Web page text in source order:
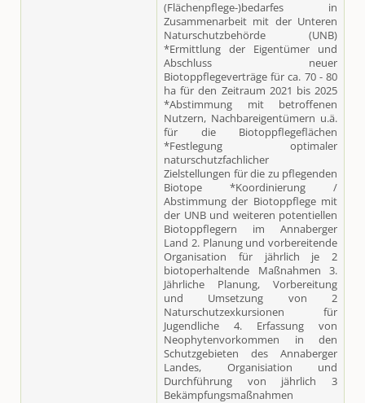
(Flächenpflege-)bedarfes in
Zusammenarbeit mit der Unteren
Naturschutzbehörde (UNB)
*Ermittlung der Eigentümer und
Abschluss neuer
Biotoppflegeverträge für ca. 70 - 80
ha für den Zeitraum 2021 bis 2025
*Abstimmung mit betroffenen
Nutzern, Nachbareigentümern u.ä.
für die Biotoppflegeflächen
*Festlegung optimaler
naturschutzfachlicher
Zielstellungen für die zu pflegenden
Biotope *Koordinierung /
Abstimmung der Biotoppflege mit
der UNB und weiteren potentiellen
Biotoppflegern im Annaberger
Land 2. Planung und vorbereitende
Organisation für jährlich je 2
biotoperhaltende Maßnahmen 3.
Jährliche Planung, Vorbereitung
und Umsetzung von 2
Naturschutzexkursionen für
Jugendliche 4. Erfassung von
Neophytenvorkommen in den
Schutzgebieten des Annaberger
Landes, Organisiation und
Durchführung von jährlich 3
Bekämpfungsmaßnahmen